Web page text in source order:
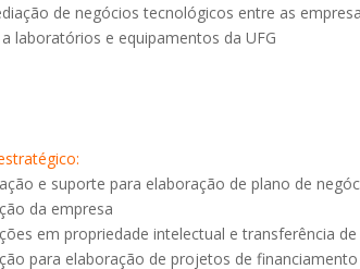
de negócios tecnológicos entre as
a laboratórios e equipamentos da UFG
e suporte para elaboração de plano de
da empresa
em propriedade intelectual e transferência
para elaboração de projetos de financiamento